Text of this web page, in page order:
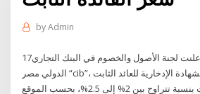
byAdmin
17‏‏/5‏‏/1442 بعد الهجرة أعلنت لجنة الأصول والخصوم في البنك التجاري
الدولي مصر “cib”، عن رفع الفائدة على الشهادة الإدخارية للعائد الثابت
ذات آجال 3 سنوات بنسبة تتراوح بين 2% إلى 2.5%، بحسب الموقع